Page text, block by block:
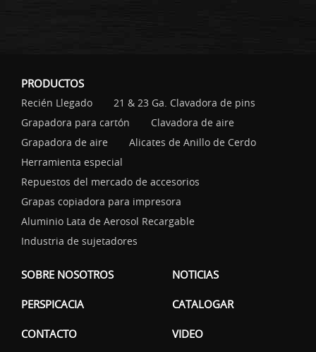
PRODUCTOS
Recién Llegado
21 & 23 Ga. Clavadora de pins
Grapadora para cartón
Clavadora de aire
Grapadora de aire
Alicates de Anillo de Cerdo
Herramienta especial
Repuestos del mercado de accesorios
Grapas copiadora para impresora
Aluminio Lata de Aerosol Recargable
Industria de sujetadores
SOBRE NOSOTROS NOTICIAS
PERSPICACIA CATALOGAR
CONTACTO VIDEO